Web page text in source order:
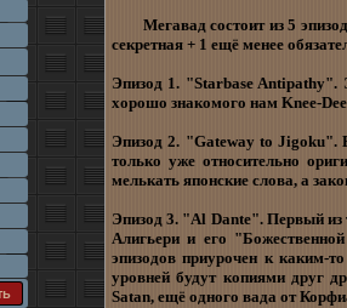
Мегавад состоит из 5
секретная + 1 ещё менее
Эпизод 1. "Starbase Antipathy".
хорошо знакомого нам Knee-
Эпизод 2. "Gateway to Jigoku".
только уже относительно
мелькать японские слова, а
Эпизод 3. "Al Dante". Первый из
Алигьери и его
эпизодов приурочен к каким-
уровней будут копиями друг
Satan, ещё одного вада от